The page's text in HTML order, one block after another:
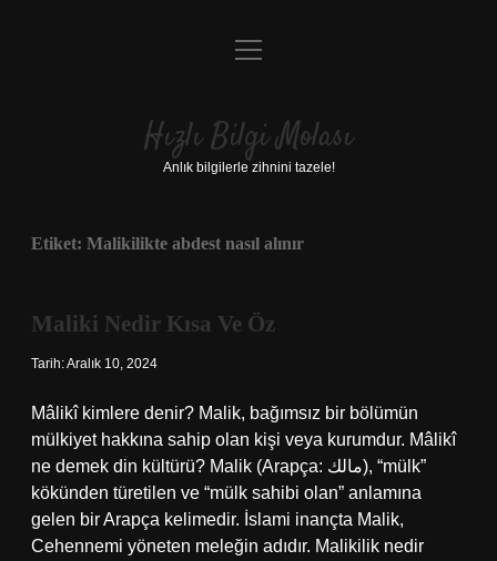
Anasayfa
Yasal Uyarı
menüyü
Hızlı Bilgi Molası
Anlık bilgilerle zihnini tazele!
Etiket: Malikilikte abdest nasıl alınır
Maliki Nedir Kısa Ve Öz
Tarih: Aralık 10, 2024
Mâlikî kimlere denir? Malik, bağımsız bir bölümün
mülkiyet hakkına sahip olan kişi veya kurumdur. Mâlikî
ne demek din kültürü? Malik (Arapça: مالك), “mülk”
kökünden türetilen ve “mülk sahibi olan” anlamına
gelen bir Arapça kelimedir. İslami inançta Malik,
Cehennemi yöneten meleğin adıdır. Malikilik nedir